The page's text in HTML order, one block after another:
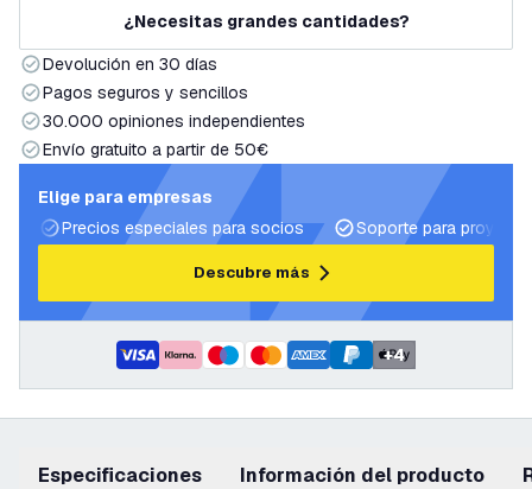
¿Necesitas grandes cantidades?
Devolución en 30 días
Pagos seguros y sencillos
30.000 opiniones independientes
Envío gratuito a partir de 50€
Elige para empresas
Precios especiales para socios
Soporte para
Descubre más
+4
Especificaciones información del producto